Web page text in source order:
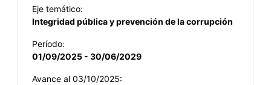
Eje temático:
Integridad pública y prevención de la corrupción
Período:
01/09/2025 - 30/06/2029
Avance al 03/10/2025: